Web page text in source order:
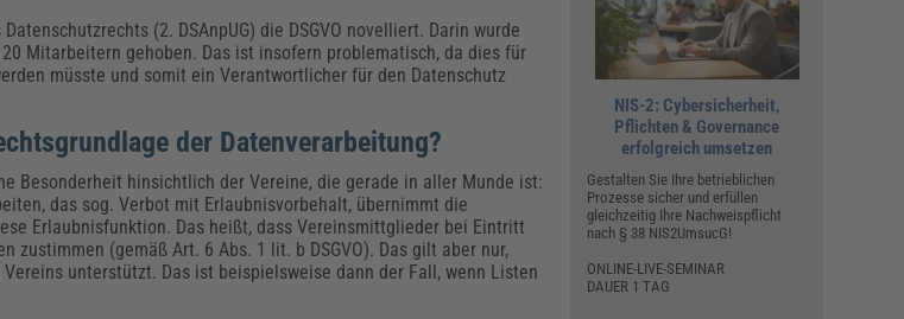
(2. DSAnpUG) die DSGVO novelliert. Darin wurde
Mitarbeitern gehoben. Das ist insofern problematisch, da dies für
müsste und somit ein Verantwortlicher für den Datenschutz
der Datenverarbeitung?
Besonderheit hinsichtlich der Vereine, die gerade in aller Munde ist:
das sog. Verbot mit Erlaubnisvorbehalt, übernimmt die
Erlaubnisfunktion. Das heißt, dass Vereinsmittglieder bei Eintritt
(gemäß Art. 6 Abs. 1 lit. b DSGVO). Das gilt aber nur,
unterstützt. Das ist beispielsweise dann der Fall, wenn Listen
NIS-2: Cybersicherheit,
Pflichten & Governance
erfolgreich umsetzen
Gestalten Sie Ihre betrieblichen
Prozesse sicher und erfüllen
gleichzeitig Ihre Nachweispflicht
nach § 38 NIS2UmsucG!
ONLINE-LIVE-SEMINAR
DAUER 1 TAG